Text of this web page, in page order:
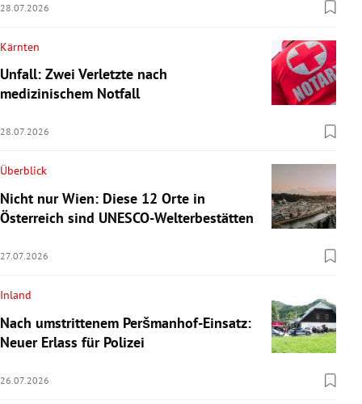
28.07.2026
Kärnten
Unfall: Zwei Verletzte nach
medizinischem Notfall
28.07.2026
Überblick
Nicht nur Wien: Diese 12 Orte in
Österreich sind UNESCO-Welterbestätten
27.07.2026
Inland
Nach umstrittenem Peršmanhof-Einsatz:
Neuer Erlass für Polizei
26.07.2026